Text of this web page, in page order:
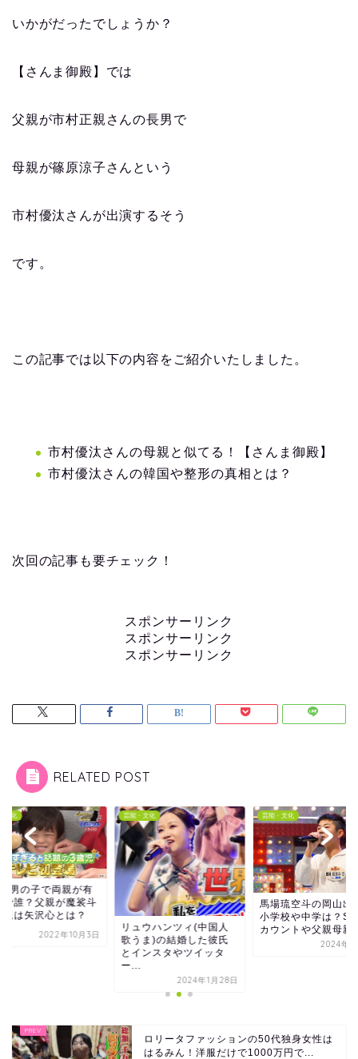
いかがだったでしょうか？
【さんま御殿】では
父親が市村正親さんの長男で
母親が篠原涼子さんという
市村優汰さんが出演するそう
です。
この記事では以下の内容をご紹介いたしました。
市村優汰さんの母親と似てる！【さんま御殿】
市村優汰さんの韓国や整形の真相とは？
次回の記事も要チェック！
スポンサーリンク
スポンサーリンク
スポンサーリンク
RELATED POST
文化
男の子で両親が有
で誰？父親が魔裟斗
親は矢沢心とは？
2022年10月3日
芸能・文化
リュウハンツィ(中国人
歌うま)の結婚した彼氏
とインスタやツイッタ
ー...
2024年1月28日
芸能・文化
馬場琉空斗の岡山出
小学校や中学は？
カウントや父親母親
2024年3
ロリータファッションの50代独身女性は
はるみん！洋服だけで1000万円で...